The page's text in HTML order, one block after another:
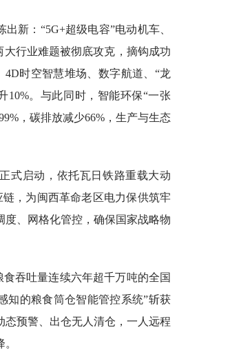
新：“5G+超级电容”电动机车、
行业难题被彻底攻克，摘钩成功
4D时空智慧堆场、数字航道、“龙
10%。与此同时，智能环保“一张
，碳排放减少66%，生产与生态
式启动，依托瓦日铁路重载大动
，为闽西革命老区电力保供筑牢
、网格化管控，确保国家战略物
吞吐量连续六年超千万吨的全国
知的粮食筒仓智能管控系统”斩获
预警、出仓无人清仓，一人远程